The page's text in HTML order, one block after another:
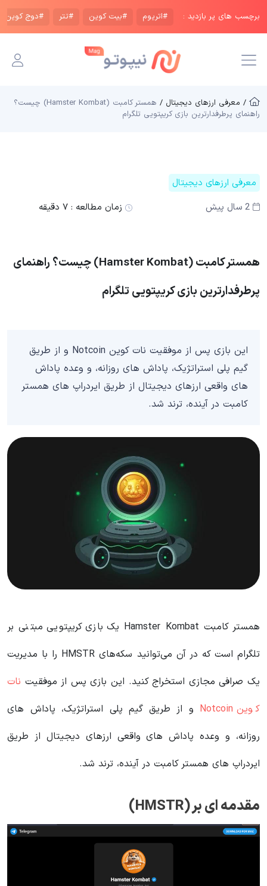
برچسب های پر بازدید : #اتریوم #بیت کوین #تتر #دوج کوین
/ معرفی ارزهای دیجیتال /
همستر کامبت (Hamster Kombat) چیست؟
راهنمای پرطرفدارترین بازی کریپتویی تلگرام
معرفی ارزهای دیجیتال
2 سال پیش
زمان مطالعه : ۷ دقیقه
همستر کامبت (Hamster Kombat) چیست؟ راهنمای
پرطرفدارترین بازی کریپتویی تلگرام
این بازی پس از موفقیت نات کوین Notcoin و از طریق
گیم پلی استراتژیک، پاداش های روزانه، و وعده پاداش
های واقعی ارزهای دیجیتال از طریق ایردراپ های همستر
کامبت در آینده، ترند شد.
همستر کامبت Hamster Kombat یک بازی کریپتویی مبتنی بر
تلگرام است که در آن می‌توانید سکه‌های HMSTR را با مدیریت
یک صرافی مجازی استخراج کنید. این بازی پس از موفقیت نات
کوین Notcoin
و از طریق گیم پلی استراتژیک، پاداش های
روزانه، و وعده پاداش های واقعی ارزهای دیجیتال از طریق
ایردراپ های همستر کامبت در آینده، ترند شد.
مقدمه ای بر (HMSTR)